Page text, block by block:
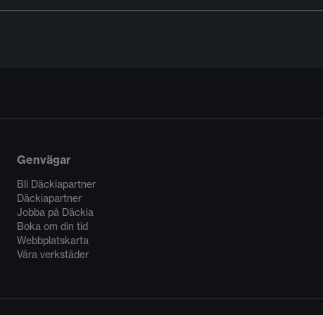
Genvägar
Bli Däckiapartner
Däckiapartner
Jobba på Däckia
Boka om din tid
Webbplatskarta
Våra verkstäder